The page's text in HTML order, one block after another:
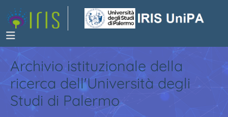
Archivio istituzionale della
ricerca dell'Università degli
Studi di Palermo